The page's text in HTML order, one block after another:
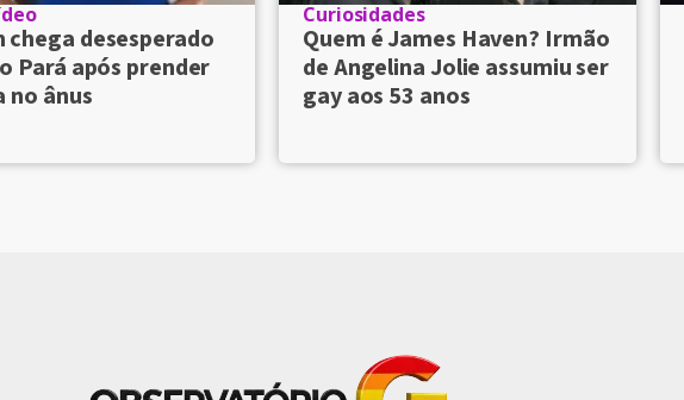
chega desesperado
Pará após prender
no ânus
Curiosidades
Quem é James Haven? Irmão
de Angelina Jolie assumiu ser
gay aos 53 anos